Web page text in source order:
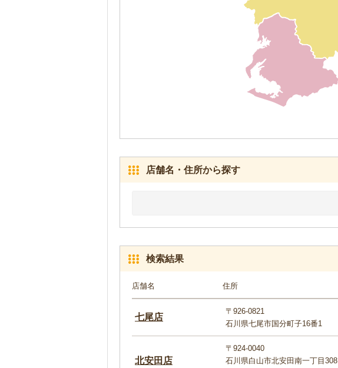
店舗名・住所から探す
検索結果
店舗名 住所
七尾店
〒926-0821
石川県七尾市国分町子16番1
北安田店
〒924-0040
石川県白山市北安田南一丁目308